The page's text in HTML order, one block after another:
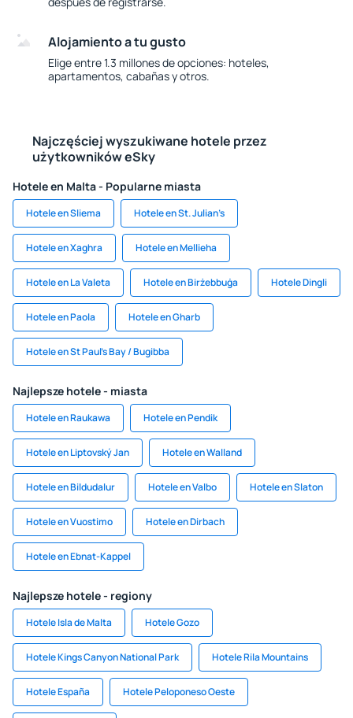
Alojamiento a tu gusto
Elige entre 1.3 millones de opciones: hoteles,
apartamentos, cabañas y otros.
Najczęściej wyszukiwane hotele przez
użytkowników eSky
Hotele en Malta - Popularne miasta
Hotele en Sliema Hotele en St. Julian’s
Hotele en Xaghra Hotele en Mellieha
Hotele en La Valeta Hotele en Birżebbuġa Hotele Dingli
Hotele en Paola Hotele en Gharb
Hotele en St Paul’s Bay / Bugibba
Najlepsze hotele - miasta
Hotele en Raukawa Hotele en Pendik
Hotele en Liptovský Jan Hotele en Walland
Hotele en Bildudalur Hotele en Valbo Hotele en Slaton
Hotele en Vuostimo Hotele en Dirbach
Hotele en Ebnat-Kappel
Najlepsze hotele - regiony
Hotele Isla de Malta Hotele Gozo
Hotele Kings Canyon National Park Hotele Rila Mountains
Hotele España Hotele Peloponeso Oeste